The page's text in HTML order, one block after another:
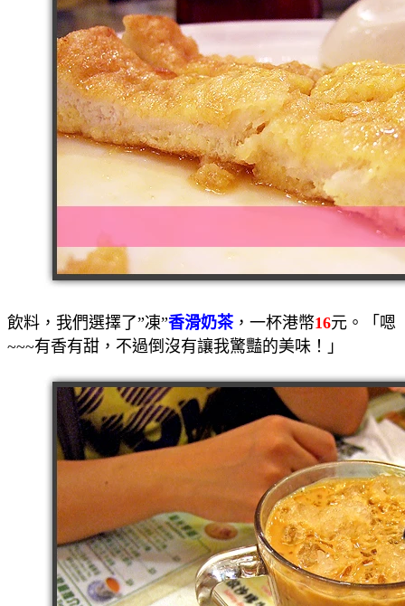
飲料，我們選擇了”凍”香滑奶茶，一杯港幣16元。「嗯
~~~有香有甜，不過倒沒有讓我驚豔的美味！」